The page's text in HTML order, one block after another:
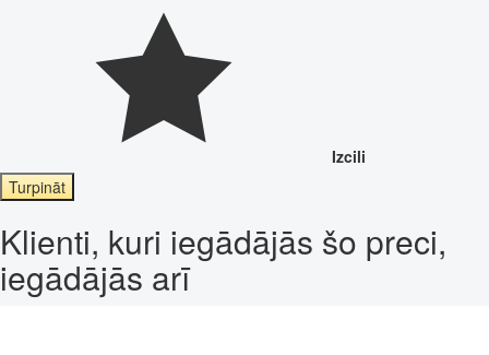
Izcili
Turpināt
Klienti, kuri iegādājās šo preci,
iegādājās arī